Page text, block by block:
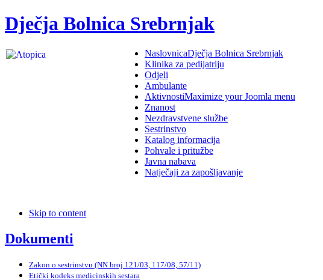
Dječja Bolnica Srebrnjak
NaslovnicaDječja Bolnica Srebrnjak
Klinika za pedijatriju
Odjeli
Ambulante
AktivnostiMaximize your Joomla menu
Znanost
Nezdravstvene službe
Sestrinstvo
Katalog informacija
Pohvale i pritužbe
Javna nabava
Natječaji za zapošljavanje
Skip to content
Dokumenti
Zakon o sestrinstvu (NN broj 121/03, 117/08, 57/11)
Etički kodeks medicinskih sestara